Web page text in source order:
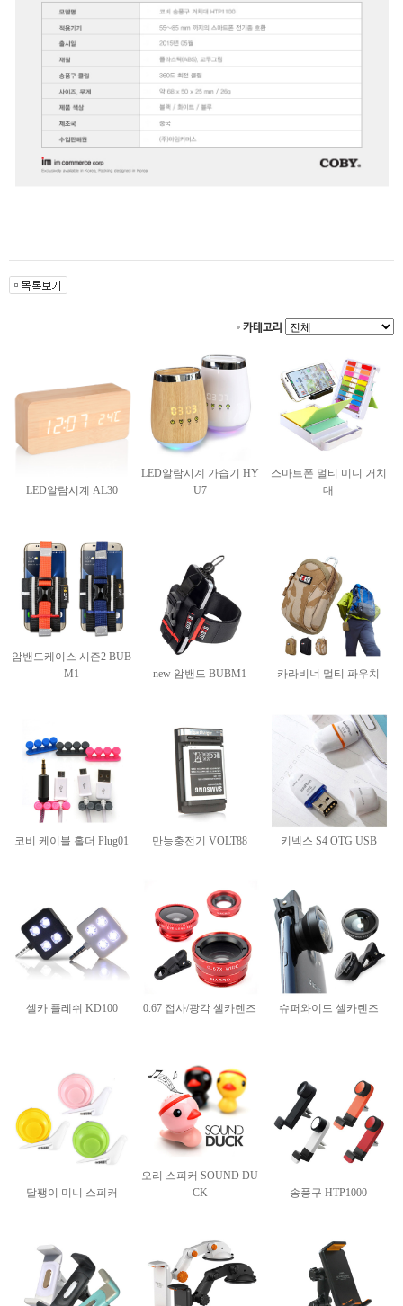
카테고리
LED알람시계 AL30
LED알람시계 가습기 HY
U7
스마트폰 멀티 미니 거치
대
암밴드케이스 시즌2 BUB
M1
new 암밴드 BUBM1 카라비너 멀티 파우치
코비 케이블 홀더 Plug01 만능충전기 VOLT88 키넥스 S4 OTG USB
셀카 플레쉬 KD100 0.67 접사/광각 셀카렌즈 슈퍼와이드 셀카렌즈
달팽이 미니 스피커
오리 스피커 SOUND DU
CK
송풍구 HTP1000